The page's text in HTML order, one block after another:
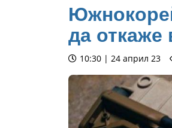
да
10:30 | 24 април 23